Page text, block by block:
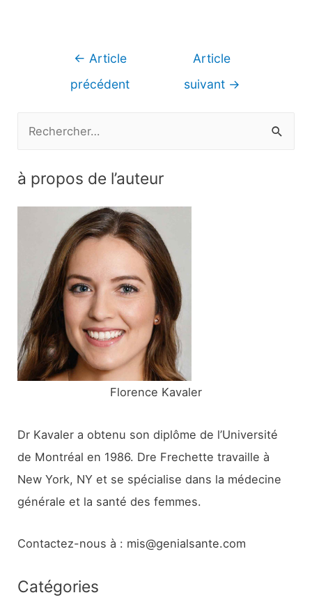
Navigation
← Article
précédent
Article
suivant →
h
:
à propos de l’auteur
Florence Kavaler
Dr Kavaler a obtenu son diplôme de l’Université
de Montréal en 1986. Dre Frechette travaille à
New York, NY et se spécialise dans la médecine
générale et la santé des femmes.
Contactez-nous à : mis@genialsante.com
Catégories